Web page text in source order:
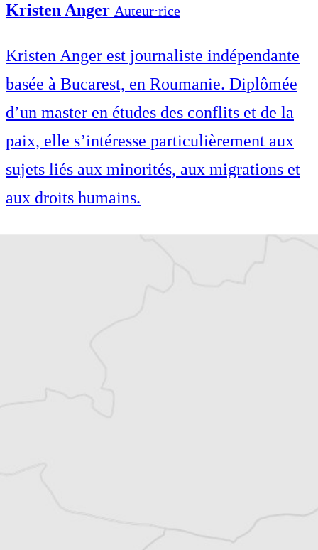
Kristen Anger Auteur⋅rice
Kristen Anger est journaliste indépendante
basée à Bucarest, en Roumanie. Diplômée
d’un master en études des conflits et de la
paix, elle s’intéresse particulièrement aux
sujets liés aux minorités, aux migrations et
aux droits humains.